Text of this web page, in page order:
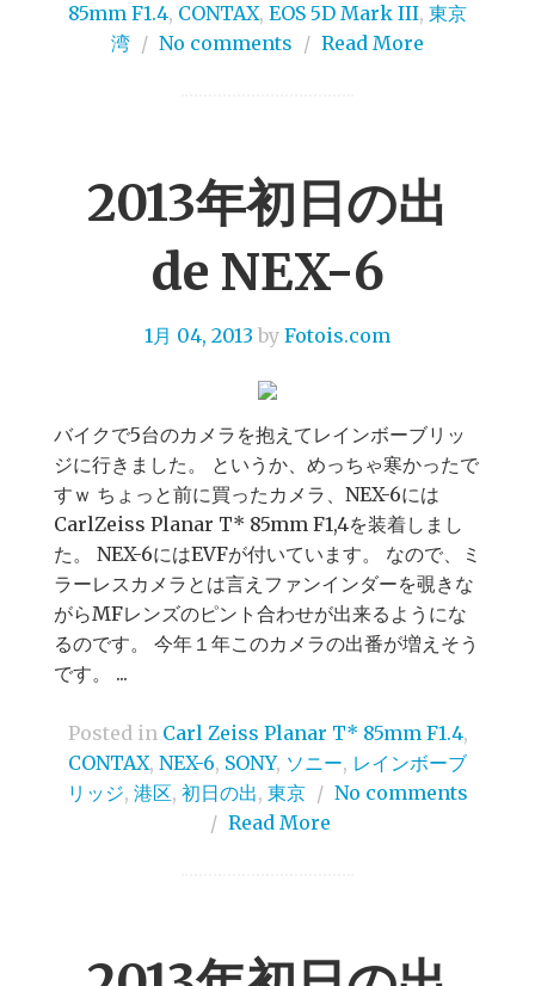
85mm F1.4, CONTAX, EOS 5D Mark III, 東京
湾 / No comments / Read More
2013年初日の出
de NEX-6
1月 04, 2013 by Fotois.com
バイクで5台のカメラを抱えてレインボーブリッ
ジに行きました。 というか、めっちゃ寒かったで
すｗ ちょっと前に買ったカメラ、NEX-6には
CarlZeiss Planar T* 85mm F1,4を装着しまし
た。 NEX-6にはEVFが付いています。 なので、ミ
ラーレスカメラとは言えファンインダーを覗きな
がらMFレンズのピント合わせが出来るようにな
るのです。 今年１年このカメラの出番が増えそう
です。 ...
Posted in Carl Zeiss Planar T* 85mm F1.4,
CONTAX, NEX-6, SONY, ソニー, レインボーブ
リッジ, 港区, 初日の出, 東京 / No comments
/ Read More